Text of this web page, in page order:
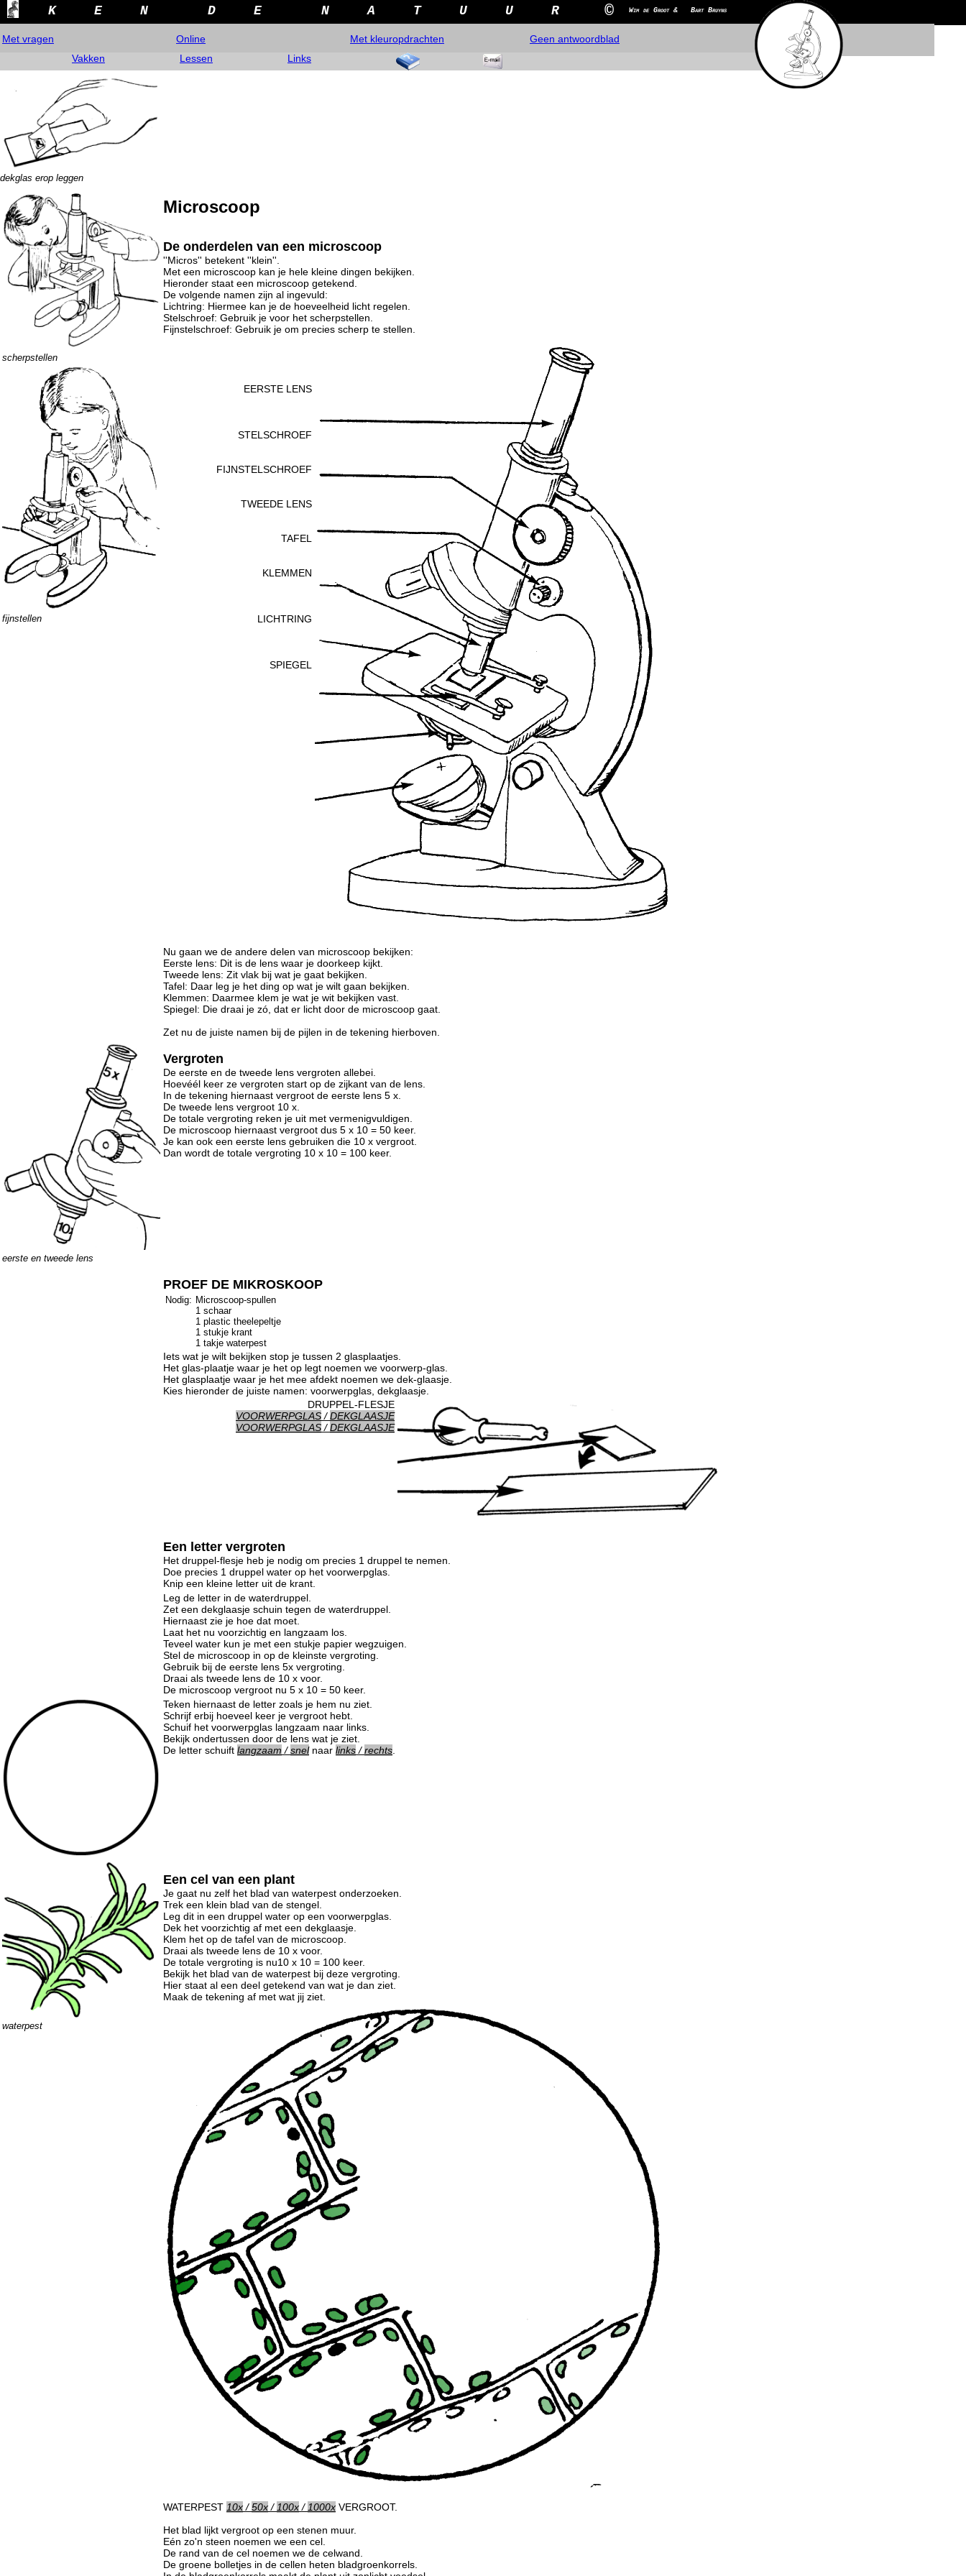
K E N D E N A T U U R © Wim de Groot & Bart Bruyns
Met vragen Online Met kleuropdrachten
Geen antwoordblad
Vakken
Lessen Links
dekglas erop leggen
scherpstellen
fijnstellen
Microscoop
De onderdelen van een microscoop
''Micros'' betekent ''klein''.
Met een microscoop kan je hele kleine dingen bekijken.
Hieronder staat een microscoop getekend.
De volgende namen zijn al ingevuld:
Lichtring: Hiermee kan je de hoeveelheid licht regelen.
Stelschroef: Gebruik je voor het scherpstellen.
Fijnstelschroef: Gebruik je om precies scherp te stellen.
EERSTE LENS
STELSCHROEF
FIJNSTELSCHROEF
TWEEDE LENS
TAFEL
KLEMMEN
LICHTRING
SPIEGEL
Nu gaan we de andere delen van microscoop bekijken:
Eerste lens: Dit is de lens waar je doorkeep kijkt.
Tweede lens: Zit vlak bij wat je gaat bekijken.
Tafel: Daar leg je het ding op wat je wilt gaan bekijken.
Klemmen: Daarmee klem je wat je wit bekijken vast.
Spiegel: Die draai je zó, dat er licht door de microscoop gaat.
Zet nu de juiste namen bij de pijlen in de tekening hierboven.
eerste en tweede lens
Vergroten
De eerste en de tweede lens vergroten allebei.
Hoevéél keer ze vergroten start op de zijkant van de lens.
In de tekening hiernaast vergroot de eerste lens 5 x.
De tweede lens vergroot 10 x.
De totale vergroting reken je uit met vermenigvuldigen.
De microscoop hiernaast vergroot dus 5 x 10 = 50 keer.
Je kan ook een eerste lens gebruiken die 10 x vergroot.
Dan wordt de totale vergroting 10 x 10 = 100 keer.
PROEF DE MIKROSKOOP
Nodig: Microscoop-spullen
1 schaar
1 plastic theelepeltje
1 stukje krant
1 takje waterpest
Iets wat je wilt bekijken stop je tussen 2 glasplaatjes.
Het glas-plaatje waar je het op legt noemen we voorwerp-glas.
Het glasplaatje waar je het mee afdekt noemen we dek-glaasje.
Kies hieronder de juiste namen: voorwerpglas, dekglaasje.
DRUPPEL-FLESJE
VOORWERPGLAS/DEKGLAASJE
VOORWERPGLAS/DEKGLAASJE
Een letter vergroten
Het druppel-flesje heb je nodig om precies 1 druppel te nemen.
Doe precies 1 druppel water op het voorwerpglas.
Knip een kleine letter uit de krant.
Leg de letter in de waterdruppel.
Zet een dekglaasje schuin tegen de waterdruppel.
Hiernaast zie je hoe dat moet.
Laat het nu voorzichtig en langzaam los.
Teveel water kun je met een stukje papier wegzuigen.
Stel de microscoop in op de kleinste vergroting.
Gebruik bij de eerste lens 5x vergroting.
Draai als tweede lens de 10 x voor.
De microscoop vergroot nu 5 x 10 = 50 keer.
Teken hiernaast de letter zoals je hem nu ziet.
Schrijf erbij hoeveel keer je vergroot hebt.
Schuif het voorwerpglas langzaam naar links.
Bekijk ondertussen door de lens wat je ziet.
De letter schuift langzaam /snelnaar links/rechts
waterpest
Een cel van een plant
Je gaat nu zelf het blad van waterpest onderzoeken.
Trek een klein blad van de stengel.
Leg dit in een druppel water op een voorwerpglas.
Dek het voorzichtig af met een dekglaasje.
Klem het op de tafel van de microscoop.
Draai als tweede lens de 10 x voor.
De totale vergroting is nu10 x 10 = 100 keer.
Bekijk het blad van de waterpest bij deze vergroting.
Hier staat al een deel getekend van wat je dan ziet.
Maak de tekening af met wat jij ziet.
WATERPEST 10x/50x/ 100x/ 1000x VERGROOT.
Het blad lijkt vergroot op een stenen muur.
Eén zo'n steen noemen we een cel.
De rand van de cel noemen we de celwand.
De groene bolletjes in de cellen heten bladgroenkorrels.